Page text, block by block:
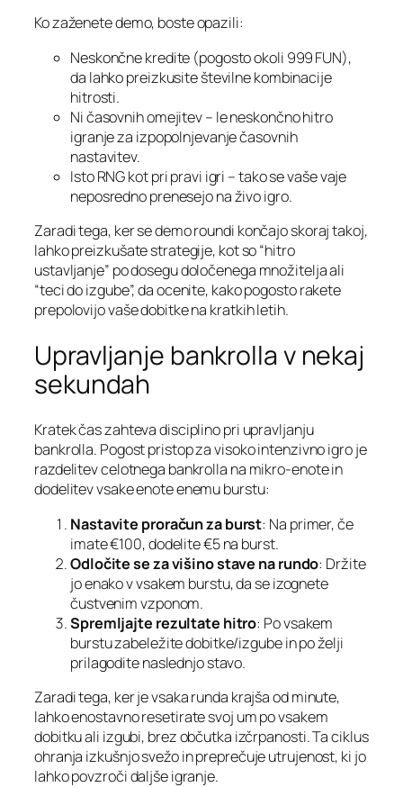
Ko zaženete demo, boste opazili:
Neskončne kredite (pogosto okoli 999 FUN),
da lahko preizkusite številne kombinacije
hitrosti.
Ni časovnih omejitev – le neskončno hitro
igranje za izpopolnjevanje časovnih
nastavitev.
Isto RNG kot pri pravi igri – tako se vaše vaje
neposredno prenesejo na živo igro.
Zaradi tega, ker se demo roundi končajo skoraj takoj,
lahko preizkušate strategije, kot so “hitro
ustavljanje” po dosegu določenega množitelja ali
“teci do izgube”, da ocenite, kako pogosto rakete
prepolovijo vaše dobitke na kratkih letih.
Upravljanje bankrolla v nekaj
sekundah
Kratek čas zahteva disciplino pri upravljanju
bankrolla. Pogost pristop za visoko intenzivno igro je
razdelitev celotnega bankrolla na mikro‑enote in
dodelitev vsake enote enemu burstu:
Nastavite proračun za burst: Na primer, če
imate €100, dodelite €5 na burst.
Odločite se za višino stave na rundo: Držite
jo enako v vsakem burstu, da se izognete
čustvenim vzponom.
Spremljajte rezultate hitro: Po vsakem
burstu zabeležite dobitke/izgube in po želji
prilagodite naslednjo stavo.
Zaradi tega, ker je vsaka runda krajša od minute,
lahko enostavno resetirate svoj um po vsakem
dobitku ali izgubi, brez občutka izčrpanosti. Ta ciklus
ohranja izkušnjo svežo in preprečuje utrujenost, ki jo
lahko povzroči daljše igranje.